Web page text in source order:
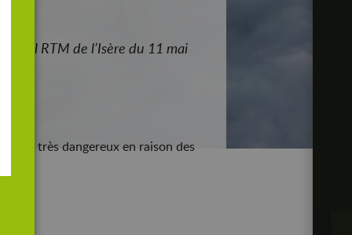
RTM de l’Isère du 11 mai
est très dangereux en raison des